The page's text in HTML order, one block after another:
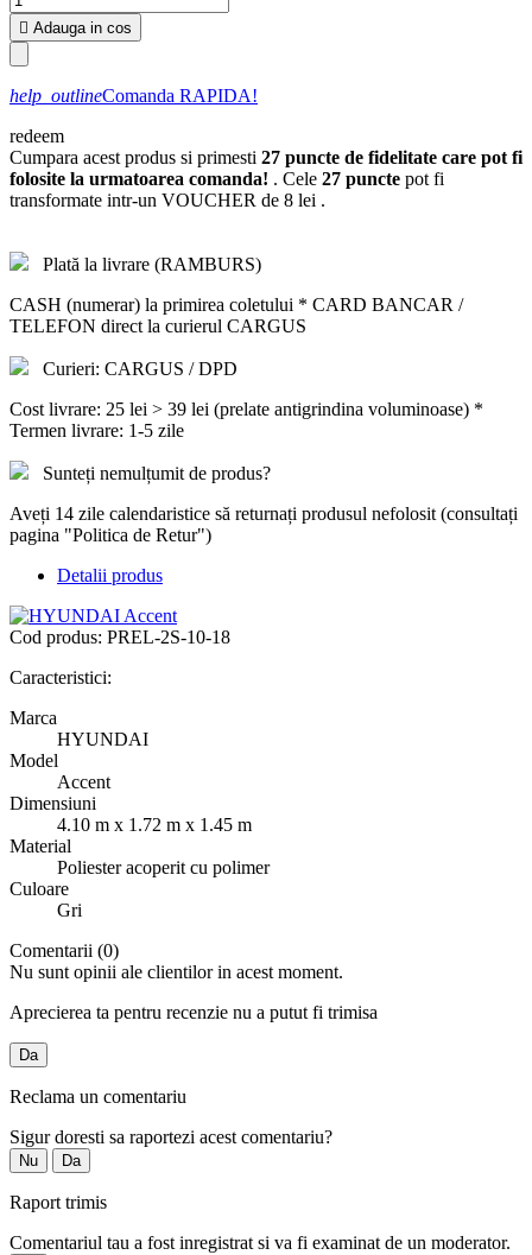
 Adauga in cos
help_outlineComanda RAPIDA!
redeem
Cumpara acest produs si primesti 27 puncte de fidelitate care pot fi
folosite la urmatoarea comanda! . Cele 27 puncte pot fi
transformate intr-un VOUCHER de 8 lei .
Plată la livrare (RAMBURS)
CASH (numerar) la primirea coletului * CARD BANCAR /
TELEFON direct la curierul CARGUS
Curieri: CARGUS / DPD
Cost livrare: 25 lei > 39 lei (prelate antigrindina voluminoase) *
Termen livrare: 1-5 zile
Sunteți nemulțumit de produs?
Aveți 14 zile calendaristice să returnați produsul nefolosit (consultați
pagina "Politica de Retur")
Detalii produs
Cod produs: PREL-2S-10-18
Caracteristici:
Marca
HYUNDAI
Model
Accent
Dimensiuni
4.10 m x 1.72 m x 1.45 m
Material
Poliester acoperit cu polimer
Culoare
Gri
Comentarii (0)
Nu sunt opinii ale clientilor in acest moment.
Aprecierea ta pentru recenzie nu a putut fi trimisa
Da
Reclama un comentariu
Sigur doresti sa raportezi acest comentariu?
Nu Da
Raport trimis
Comentariul tau a fost inregistrat si va fi examinat de un moderator.